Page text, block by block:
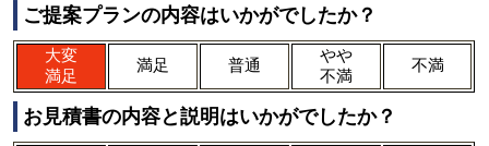
ご提案プランの内容はいかがでしたか？
大変
満足
満足 普通
やや
不満
不満
お見積書の内容と説明はいかがでしたか？